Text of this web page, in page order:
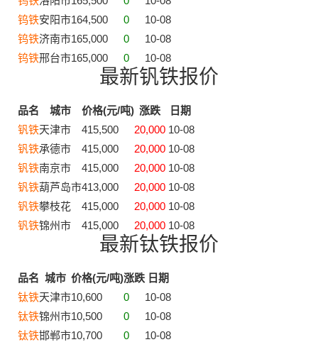
钨铁安阳市164,500 0
10-08
钨铁济南市165,000 0
10-08
钨铁邢台市165,000 0 10-08
最新钒铁报价
品名 城市 价格(元/吨) 涨跌
日期
钒铁天津市 415,500 20,000 10-08
钒铁承德市 415,000 20,000 10-08
钒铁南京市 415,000 20,000 10-08
钒铁葫芦岛市413,000 20,000 10-08
钒铁攀枝花 415,000 20,000 10-08
钒铁锦州市 415,000 20,000 10-08
最新钛铁报价
品名 城市 价格(元/吨)涨跌 日期
钛铁天津市10,600 0
10-08
钛铁锦州市10,500 0
10-08
钛铁邯郸市10,700 0
10-08